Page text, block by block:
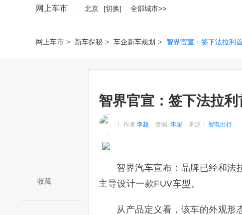
网上车市 北京 [切换] 全部城市>>
网上车市 > 新车探秘 > 车企新车规划 > 智界官宣：签下法拉利
收藏
智界官宣：签下法拉
作者:李超 责编: 李超 来源： 智电出行
智界汽车宣布：品牌已经和法
主导设计一款FUV车型 。
从产品定义看，该车的外观形